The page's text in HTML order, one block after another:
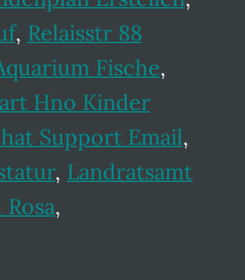
, Relaisstr 88
Fische,
Hno Kinder
Support Email,
, Landratsamt
,